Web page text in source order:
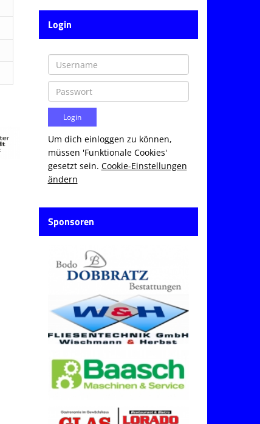
Login
Um dich einloggen zu können,
müssen 'Funktionale Cookies'
gesetzt sein. Cookie-Einstellungen
ändern
Sponsoren